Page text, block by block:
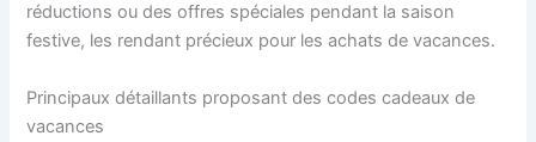
réductions ou des offres spéciales pendant la saison
festive, les rendant précieux pour les achats de vacances.
Principaux détaillants proposant des codes cadeaux de
vacances